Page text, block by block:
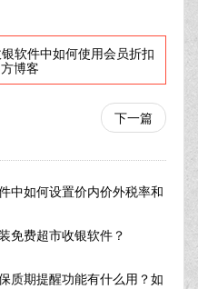
软件中如何使用会员折扣
博客
下一篇
中如何设置价内价外税率和
免费超市收银软件？
质期提醒功能有什么用？如